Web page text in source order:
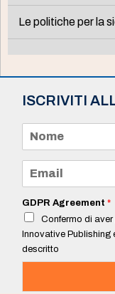
Le politiche per la
ISCRIVITI
m
e
a
i
*
GDPR Agreement *
Confermo di
Innovative Publishing
descritto